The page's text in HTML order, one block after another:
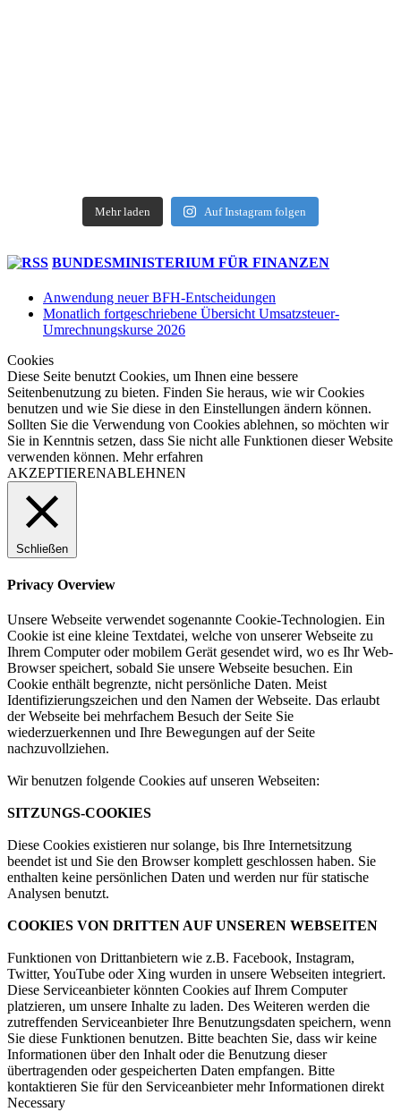
Mehr laden Auf Instagram folgen
BUNDESMINISTERIUM FÜR FINANZEN
Anwendung neuer BFH-Entscheidungen
Monatlich fortgeschriebene Übersicht Umsatzsteuer-
Umrechnungskurse 2026
Cookies
Diese Seite benutzt Cookies, um Ihnen eine bessere
Seitenbenutzung zu bieten. Finden Sie heraus, wie wir Cookies
benutzen und wie Sie diese in den Einstellungen ändern können.
Sollten Sie die Verwendung von Cookies ablehnen, so möchten wir
Sie in Kenntnis setzen, dass Sie nicht alle Funktionen dieser Website
verwenden können. Mehr erfahren
AKZEPTIERENABLEHNEN
Schließen
Privacy Overview
Unsere Webseite verwendet sogenannte Cookie-Technologien. Ein
Cookie ist eine kleine Textdatei, welche von unserer Webseite zu
Ihrem Computer oder mobilem Gerät gesendet wird, wo es Ihr Web-
Browser speichert, sobald Sie unsere Webseite besuchen. Ein
Cookie enthält begrenzte, nicht persönliche Daten. Meist
Identifizierungszeichen und den Namen der Webseite. Das erlaubt
der Webseite bei mehrfachem Besuch der Seite Sie
wiederzuerkennen und Ihre Bewegungen auf der Seite
nachzuvollziehen.
Wir benutzen folgende Cookies auf unseren Webseiten:
SITZUNGS-COOKIES
Diese Cookies existieren nur solange, bis Ihre Internetsitzung
beendet ist und Sie den Browser komplett geschlossen haben. Sie
enthalten keine persönlichen Daten und werden nur für statische
Analysen benutzt.
COOKIES VON DRITTEN AUF UNSEREN WEBSEITEN
Funktionen von Drittanbietern wie z.B. Facebook, Instagram,
Twitter, YouTube oder Xing wurden in unsere Webseiten integriert.
Diese Serviceanbieter könnten Cookies auf Ihrem Computer
platzieren, um unsere Inhalte zu laden. Des Weiteren werden die
zutreffenden Serviceanbieter Ihre Benutzungsdaten speichern, wenn
Sie diese Funktionen benutzen. Bitte beachten Sie, dass wir keine
Informationen über den Inhalt oder die Benutzung dieser
übertragenden oder gespeicherten Daten empfangen. Bitte
kontaktieren Sie für den Serviceanbieter mehr Informationen direkt
Necessary